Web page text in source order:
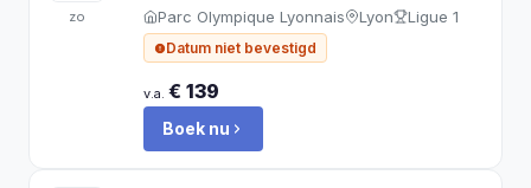
zo Parc Olympique Lyonnais Lyon Ligue 1
Datum niet bevestigd
v.a. € 139
Boek nu